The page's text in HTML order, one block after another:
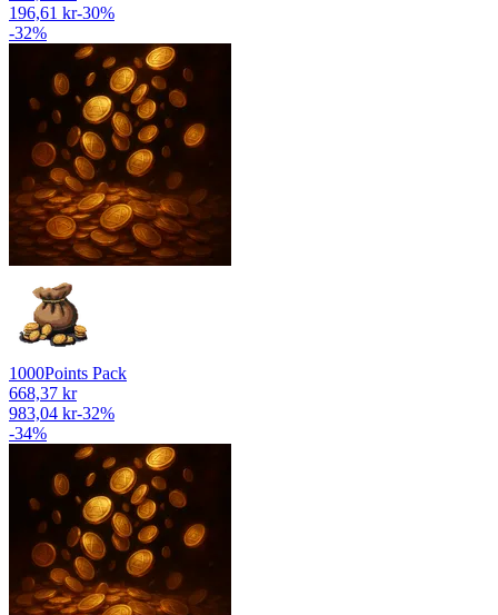
196,61 kr-30%
-32%
1000Points Pack
668,37 kr
983,04 kr-32%
-34%